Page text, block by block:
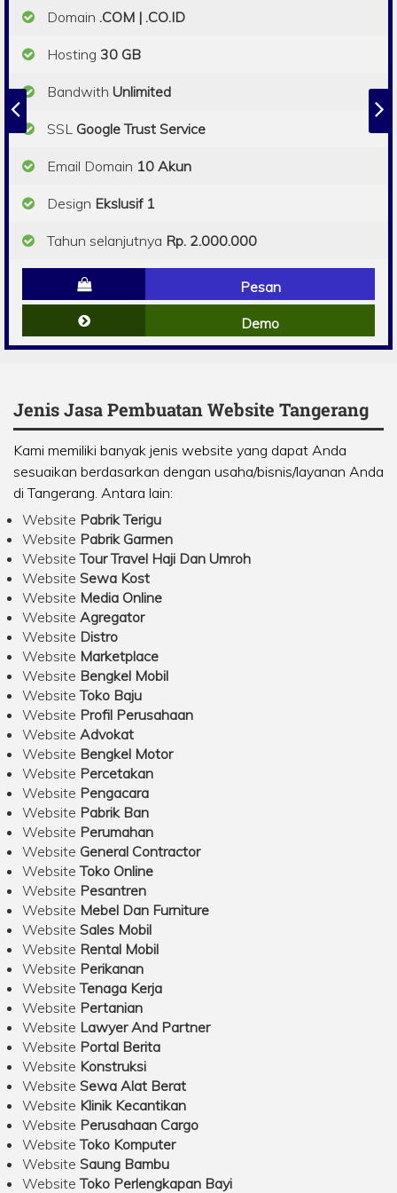
Domain .COM | .CO.ID
Hosting 30 GB
Bandwith Unlimited
SSL Google Trust Service
Email Domain 10 Akun
Design Ekslusif 1
Tahun selanjutnya Rp. 2.000.000
Pesan
Demo
Jenis Jasa Pembuatan Website Tangerang
Kami memiliki banyak jenis website yang dapat Anda
sesuaikan berdasarkan dengan usaha/bisnis/layanan Anda
di Tangerang. Antara lain:
Website Pabrik Terigu
Website Pabrik Garmen
WebsiteTour Travel Haji Dan Umroh
Website Sewa Kost
Website Media Online
Website Agregator
Website Distro
Website Marketplace
Website Bengkel Mobil
WebsiteToko Baju
Website Profil Perusahaan
Website Advokat
Website Bengkel Motor
Website Percetakan
Website Pengacara
Website Pabrik Ban
Website Perumahan
Website General Contractor
WebsiteToko Online
Website Pesantren
Website Mebel Dan Furniture
Website Sales Mobil
Website Rental Mobil
Website Perikanan
WebsiteTenaga Kerja
Website Pertanian
Website Lawyer And Partner
Website Portal Berita
Website Konstruksi
Website Sewa Alat Berat
Website Klinik Kecantikan
Website Perusahaan Cargo
WebsiteToko Komputer
Website Saung Bambu
WebsiteToko Perlengkapan Bayi